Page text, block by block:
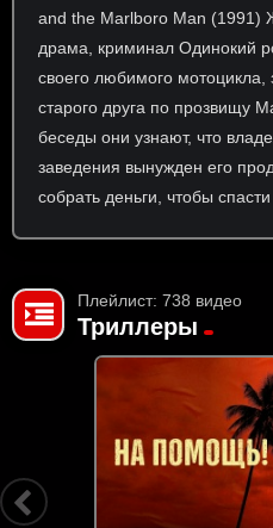
and the Marlboro Man (1991)
драма, криминал Одинокий
своего любимого мотоцикла,
старого друга по прозвищу
беседы они узнают, что
заведения вынужден его
собрать деньги, чтобы
Плейлист: 738 видео
Триллеры